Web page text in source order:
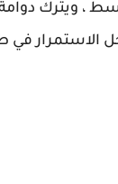
​​، ويترك
الاستمرار في